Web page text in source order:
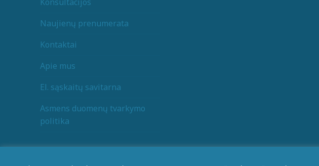
Naujienų prenumerata
Kontaktai
Apie mus
El. sąskaitų savitarna
Asmens duomenų tvarkymo
politika